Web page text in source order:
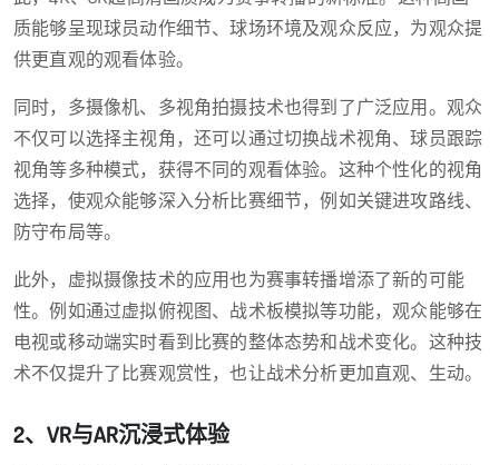
质能够呈现球员动作细节、球场环境及观众反应，为观众提
供更直观的观看体验。
同时，多摄像机、多视角拍摄技术也得到了广泛应用。观众
不仅可以选择主视角，还可以通过切换战术视角、球员跟踪
视角等多种模式，获得不同的观看体验。这种个性化的视角
选择，使观众能够深入分析比赛细节，例如关键进攻路线、
防守布局等。
此外，虚拟摄像技术的应用也为赛事转播增添了新的可能
性。例如通过虚拟俯视图、战术板模拟等功能，观众能够在
电视或移动端实时看到比赛的整体态势和战术变化。这种技
术不仅提升了比赛观赏性，也让战术分析更加直观、生动。
2、VR与AR沉浸式体验